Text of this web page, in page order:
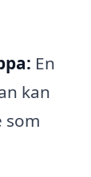
En
kan
som